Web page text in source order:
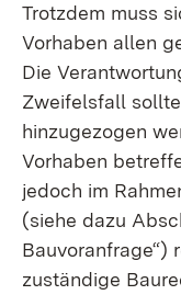
Trotzdem muss
Vorhaben allen
Die
Zweifelsfall
hinzugezogen
Vorhaben
jedoch im
(siehe dazu
Bauvoranfrage“)
zuständige